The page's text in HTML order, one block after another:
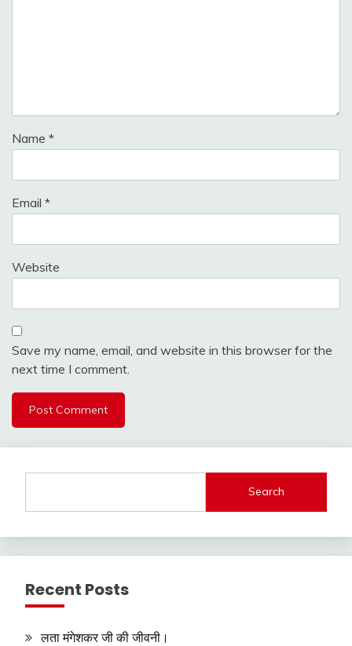
Name *
Email *
Website
Save my name, email, and website in this browser for the
next time I comment.
Search
Recent Posts
लता मंगेशकर जी की जीवनी।